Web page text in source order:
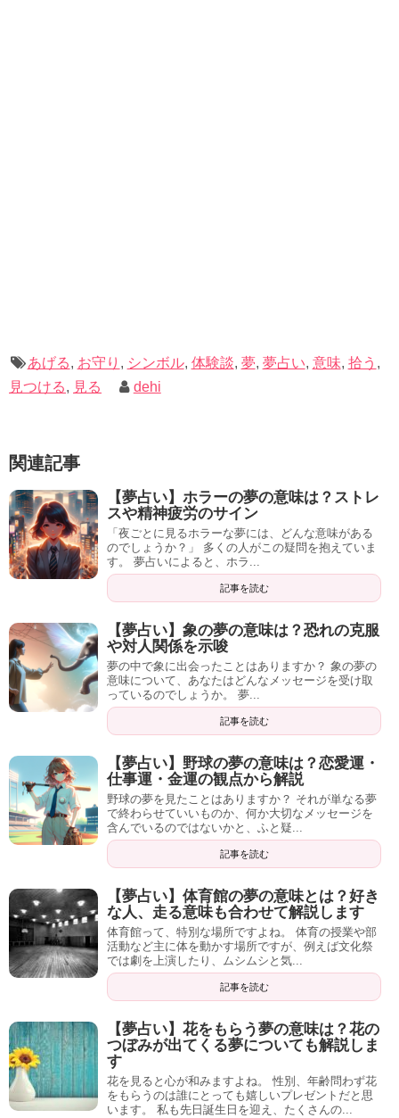
じてしまい、
嫉妬や妬みから意地悪な気持ちが芽生えてい
ようです。
ていませんか？
夢が落ち着きなさい、自分を顧みなさいというメッセージ
をお守りを通じて与えてくれています。
人と比べることなく自分の幸せを追求するようにして下さ
記事の続きを読む
あげる, お守り , シンボル, 体験談, 夢, 夢占い, 意味, 拾う ,
見つける, 見る dehi
関連記事
【夢占い】ホラーの夢の意味は？ストレ
スや精神疲労のサイン
「夜ごとに見るホラーな夢には、どんな意味がある
のでしょうか？」 多くの人がこの疑問を抱えていま
す。 夢占いによると、ホラ...
記事を読む
【夢占い】象の夢の意味は？恐れの克服
や対人関係を示唆
夢の中で象に出会ったことはありますか？ 象の夢の
意味について、あなたはどんなメッセージを受け取
っているのでしょうか。 夢...
記事を読む
【夢占い】野球の夢の意味は？恋愛運・
仕事運・金運の観点から解説
野球の夢を見たことはありますか？ それが単なる夢
で終わらせていいものか、何か大切なメッセージを
含んでいるのではないかと、ふと疑...
記事を読む
【夢占い】体育館の夢の意味とは？好き
な人、走る意味も合わせて解説します
体育館って、特別な場所ですよね。 体育の授業や部
活動など主に体を動かす場所ですが、例えば文化祭
では劇を上演したり、ムシムシと気...
記事を読む
【夢占い】花をもらう夢の意味は？花の
つぼみが出てくる夢についても解説しま
す
花を見ると心が和みますよね。 性別、年齢問わず花
をもらうのは誰にとっても嬉しいプレゼントだと思
います。 私も先日誕生日を迎え、たくさんの...